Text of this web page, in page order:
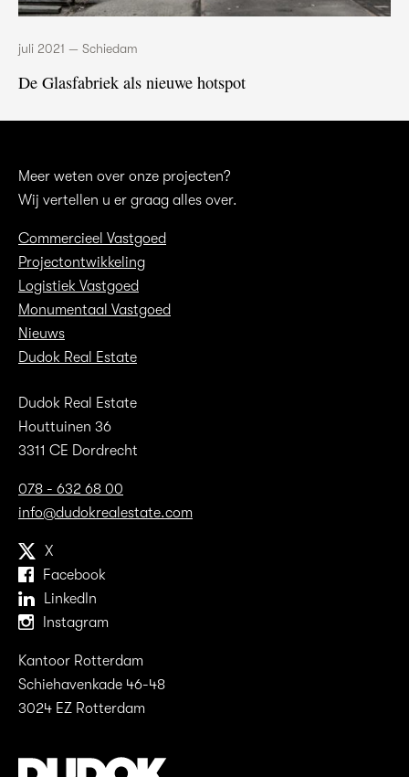
juli 2021 — Schiedam
De Glasfabriek als nieuwe hotspot
Meer weten over onze projecten?
Wij vertellen u er graag alles over.
Commercieel Vastgoed
Projectontwikkeling
Logistiek Vastgoed
Monumentaal Vastgoed
Nieuws
Dudok Real Estate
Dudok Real Estate
Houttuinen 36
3311 CE Dordrecht
078 - 632 68 00
info@dudokrealestate.com
X
Facebook
LinkedIn
Instagram
Kantoor Rotterdam
Schiehavenkade 46-48
3024 EZ Rotterdam